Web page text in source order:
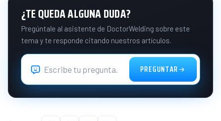
¿TE QUEDA ALGUNA DUDA?
Pregúntale al asistente de DoctorWelding sobre este
tema y te responde citando nuestros artículos.
PREGUNTAR